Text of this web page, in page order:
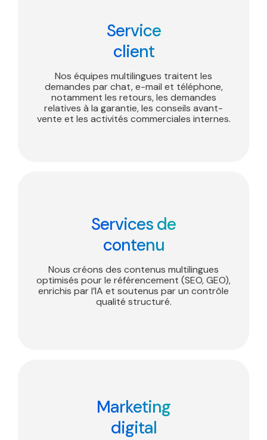
Service
client
Nos équipes multilingues traitent les
demandes par chat, e-mail et téléphone,
notamment les retours, les demandes
relatives à la garantie, les conseils avant-
vente et les activités commerciales internes.
Services de
contenu
Nous créons des contenus multilingues
optimisés pour le référencement (SEO, GEO),
enrichis par l’IA et soutenus par un contrôle
qualité structuré.
Marketing
digital